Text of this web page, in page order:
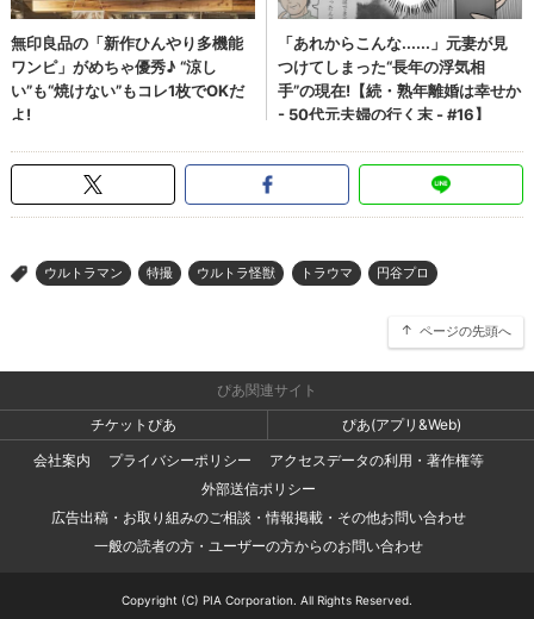
> ウルトラマン 特撮 ウルトラ怪獣 トラウマ 円谷プロ
ページの先頭へ
ぴあ関連サイト
チケットぴあ
ぴあ(アプリ&Web)
会社案内
プライバシーポリシー
アクセスデータの利用・著作権等
外部送信ポリシー
広告出稿・お取り組みのご相談・情報掲載・その他お問い合わせ
一般の読者の方・ユーザーの方からのお問い合わせ
Copyright (C) PIA Corporation. All Rights Reserved.